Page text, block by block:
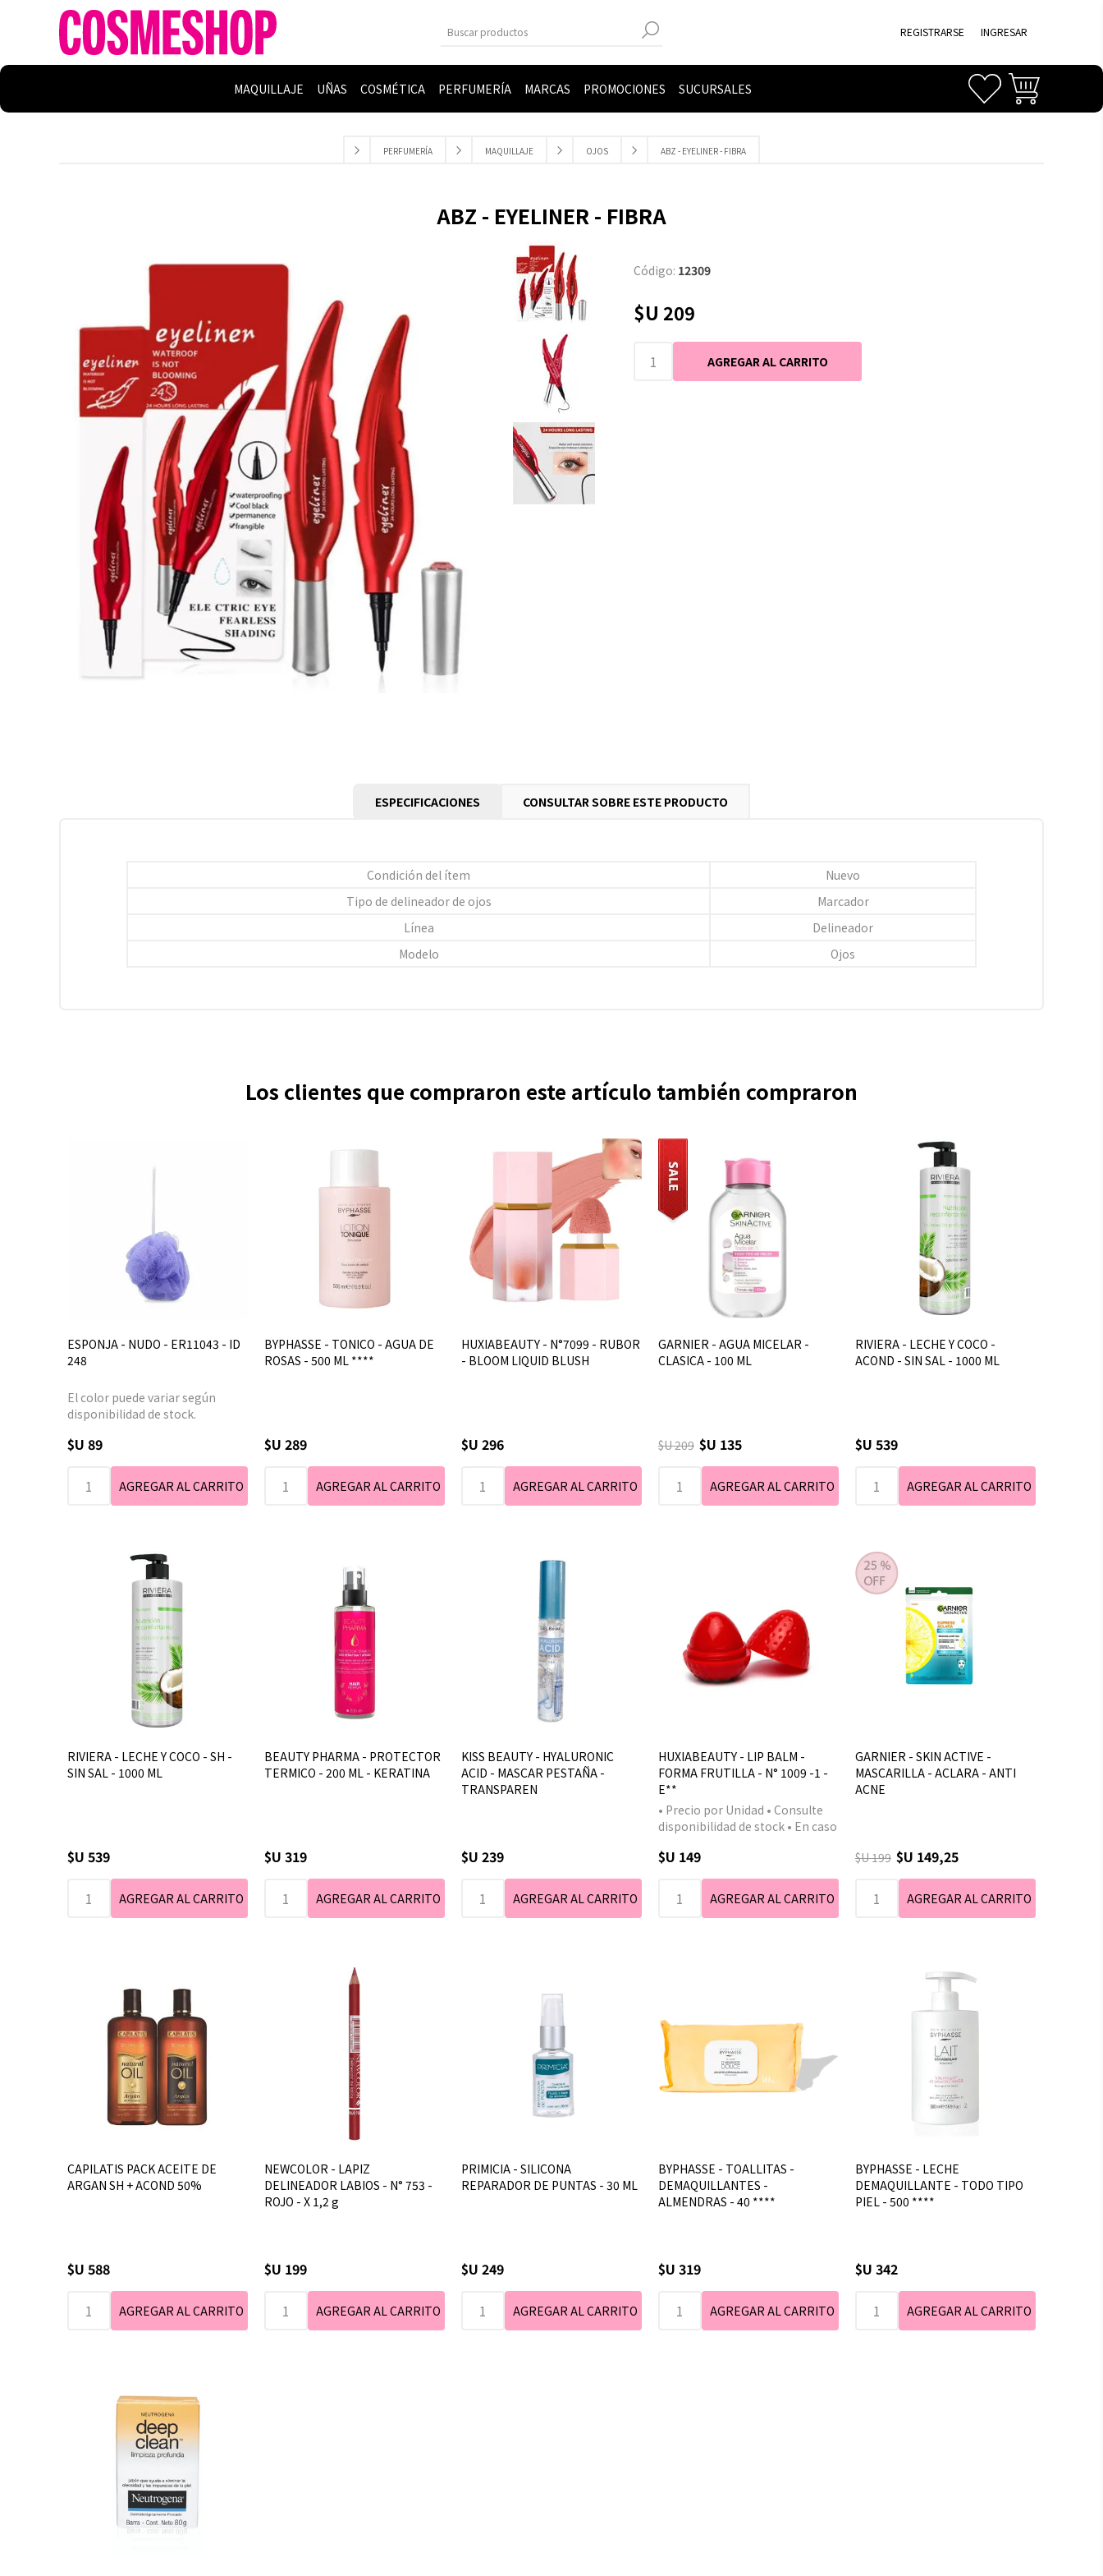
REGISTRARSE INGRESAR
MAQUILLAJE UÑAS COSMÉTICA PERFUMERÍA MARCAS PROMOCIONES SUCURSALES
PERFUMERÍA MAQUILLAJE OJOS ABZ - EYELINER - FIBRA
ABZ - EYELINER - FIBRA
Código: 12309
$U 209
ESPECIFICACIONES CONSULTAR SOBRE ESTE PRODUCTO
Condición del ítem
Nuevo
Tipo de delineador de ojos
Marcador
Línea
Delineador
Modelo
Ojos
Los clientes que compraron este artículo también compraron
ESPONJA - NUDO - ER11043 - ID
248
El color puede variar según
disponibilidad de stock.
$U 89
BYPHASSE - TONICO - AGUA DE
ROSAS - 500 ML ****
$U 289
HUXIABEAUTY - N°7099 - RUBOR
- BLOOM LIQUID BLUSH
$U 296
GARNIER - AGUA MICELAR -
CLASICA - 100 ML
$U 209 $U 135
RIVIERA - LECHE Y COCO -
ACOND - SIN SAL - 1000 ML
$U 539
RIVIERA - LECHE Y COCO - SH -
SIN SAL - 1000 ML
$U 539
BEAUTY PHARMA - PROTECTOR
TERMICO - 200 ML - KERATINA
$U 319
KISS BEAUTY - HYALURONIC
ACID - MASCAR PESTAÑA -
TRANSPAREN
$U 239
HUXIABEAUTY - LIP BALM -
FORMA FRUTILLA - N° 1009 -1 -
E**
• Precio por Unidad • Consulte
disponibilidad de stock • En caso
solicitado se le enviará otro
tono en stock.
$U 149
GARNIER - SKIN ACTIVE -
MASCARILLA - ACLARA - ANTI
ACNE
$U 199 $U 149,25
CAPILATIS PACK ACEITE DE
ARGAN SH + ACOND 50%
$U 588
NEWCOLOR - LAPIZ
DELINEADOR LABIOS - N° 753 -
ROJO - X 1,2 g
$U 199
PRIMICIA - SILICONA
REPARADOR DE PUNTAS - 30 ML
$U 249
BYPHASSE - TOALLITAS -
DEMAQUILLANTES -
ALMENDRAS - 40 ****
$U 319
BYPHASSE - LECHE
DEMAQUILLANTE - TODO TIPO
PIEL - 500 ****
$U 342